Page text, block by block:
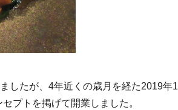
したが、4年近くの歳月を経た2019年1
プトを掲げて開業しました。